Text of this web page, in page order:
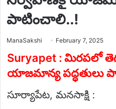
పాటించాలి..!
ManaSakshi Send
email
February 7, 2025
Suryapet : మిరపలో
యాజమాన్య పద్ధతులు
సూర్యాపేట, మనసాక్షి :